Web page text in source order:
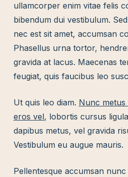
ullamcorper enim vitae felis
bibendum dui vestibulum.
nec est sit amet, accumsan
Phasellus urna tortor,
gravida at lacus. Maecenas
feugiat, quis faucibus leo
Ut quis leo diam. Nunc
eros vel, lobortis cursus
dapibus metus, vel gravida
Vestibulum eu augue mauris.
Pellentesque accumsan